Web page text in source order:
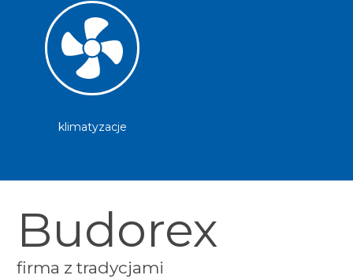
Image
klimatyzacje
Budorex
firma z tradycjami